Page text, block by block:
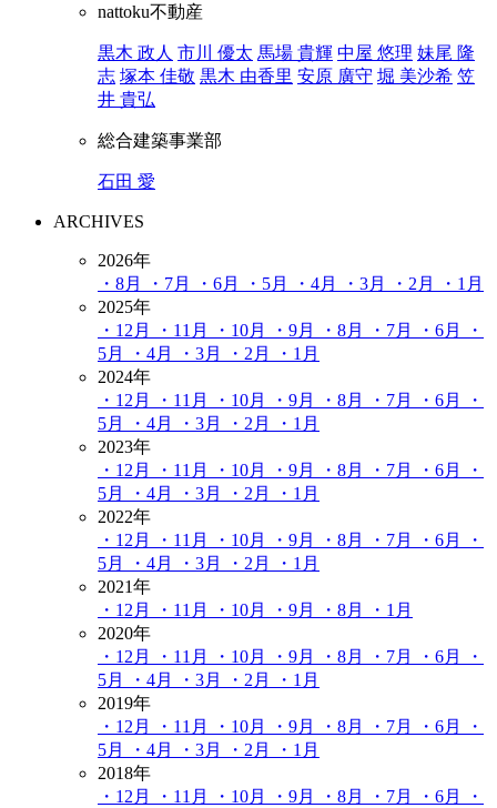
nattoku不動産
黒木 政人 市川 優太 馬場 貴輝 中屋 悠理 妹尾 隆
志 塚本 佳敬 黒木 由香里 安原 廣守 堀 美沙希 笠
井 貴弘
総合建築事業部
石田 愛
ARCHIVES
2026年
・8月
・7月 ・6月 ・5月 ・4月 ・3月 ・2月
・1月
2025年
・12月
・11月 ・10月 ・9月 ・8月 ・7月 ・6月
・
5月
・4月 ・3月 ・2月
・1月
2024年
・12月
・11月 ・10月 ・9月 ・8月 ・7月 ・6月
・
5月
・4月 ・3月 ・2月
・1月
2023年
・12月
・11月 ・10月 ・9月 ・8月 ・7月 ・6月
・
5月
・4月 ・3月 ・2月
・1月
2022年
・12月
・11月 ・10月 ・9月 ・8月 ・7月 ・6月
・
5月
・4月 ・3月 ・2月
・1月
2021年
・12月
・11月 ・10月 ・9月 ・8月
・1月
2020年
・12月
・11月 ・10月 ・9月 ・8月 ・7月 ・6月
・
5月
・4月 ・3月 ・2月
・1月
2019年
・12月
・11月 ・10月 ・9月 ・8月 ・7月 ・6月
・
5月
・4月 ・3月 ・2月
・1月
2018年
・12月
・11月 ・10月 ・9月 ・8月 ・7月 ・6月
・